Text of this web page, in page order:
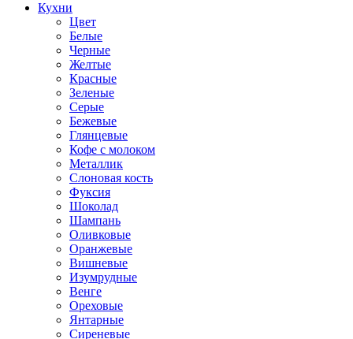
Кухни
Цвет
Белые
Черные
Желтые
Красные
Зеленые
Серые
Бежевые
Глянцевые
Кофе с молоком
Металлик
Слоновая кость
Фуксия
Шоколад
Шампань
Оливковые
Оранжевые
Вишневые
Изумрудные
Венге
Ореховые
Янтарные
Сиреневые